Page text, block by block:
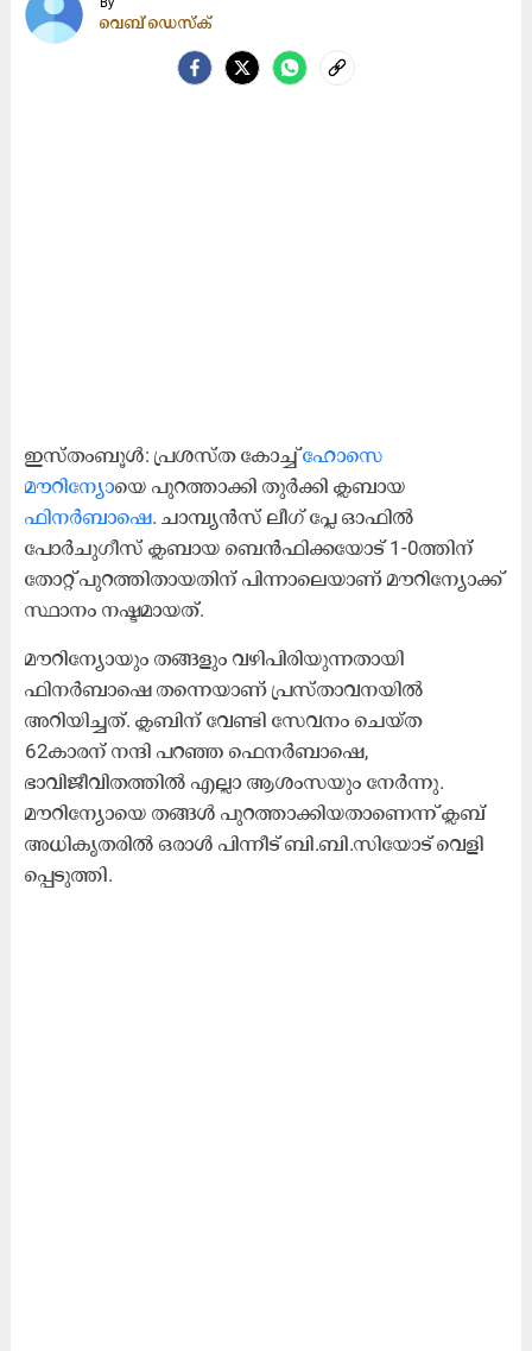
By
വെബ് ഡെസ്ക്
ഇസ്തംബൂൾ: പ്രശസ്ത കോച്ച് ​ഹോസെ
മൗറിന്യോയെ പുറത്താക്കി തുർക്കി ക്ലബായ
ഫിനർബാഷെ. ചാമ്പ്യൻസ് ലീഗ് ​േപ്ല ഓഫിൽ
പോർചുഗീസ് ക്ലബായ ബെൻഫിക്കയോട് 1-0ത്തിന്
തോറ്റ് പുറത്തിതായതിന് പിന്നാലെയാണ് മൗറിന്യോക്ക്
സ്ഥാനം നഷ്ടമായത്.
​മൗറിന്യോയും തങ്ങളും വഴിപിരിയുന്നതായി
ഫിനർബാഷെ തന്നെയാണ് ​പ്രസ്താവനയിൽ
അറിയിച്ചത്. ക്ലബിന് വേണ്ടി സേവനം ചെയ്ത
62കാരന് നന്ദി പറഞ്ഞ ഫെനർബാഷെ,
ഭാവിജീവിതത്തിൽ എല്ലാ ആശംസയും നേർന്നു. ​
മൗറിന്യോയെ തങ്ങൾ പുറത്താക്കിയതാണെന്ന് ക്ലബ്
അധികൃതരിൽ ഒരാൾ പിന്നീട് ബി.ബി.സിയോട് വെളി​
പ്പെടുത്തി.